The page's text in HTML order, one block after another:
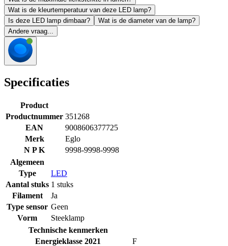
Wat is de kleurtemperatuur van deze LED lamp?
Is deze LED lamp dimbaar?
Wat is de diameter van de lamp?
Andere vraag...
Specificaties
Product
Productnummer 351268
EAN
9008606377725
Merk
Eglo
N P K
9998-9998-9998
Algemeen
Type
LED
Aantal stuks 1 stuks
Filament
Ja
Type sensor Geen
Vorm
Steeklamp
Technische kenmerken
Energieklasse 2021
F